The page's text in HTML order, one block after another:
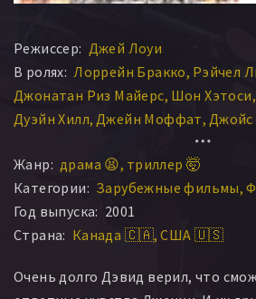
Режиссер: Джей Лоуи
В ролях: Лоррейн Бракко Рэйчел
Джонатан Риз Майерс Шон Хэтоси
Дуэйн Хилл Джейн Моффат Джойс
Роберт Грэхэм
Жанр: драма 😫 триллер 🤯
Категории: Зарубежные фильмы
Год выпуска: 2001
Страна: Канада 🇨🇦 США 🇺🇸
Очень долго Дэвид верил, что